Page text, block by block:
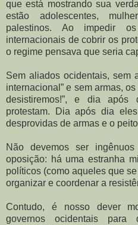
que está mostrando sua
estão adolescentes,
palestinos. Ao impedir
internacionais de cobrir os
o regime pensava que seria
Sem aliados ocidentais, sem
internacional” e sem armas,
desistiremos!”, e dia
protestam. Dia após dia
desprovidas de armas e o
Não devemos ser
oposição: há uma estranha
políticos (como aqueles que
organizar e coordenar a
Contudo, é nosso dever
governos ocidentais